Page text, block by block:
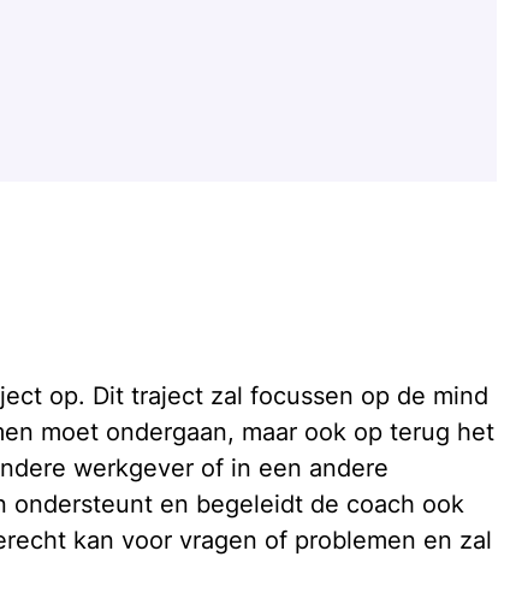
op. Dit traject zal focussen op de mind
moet ondergaan, maar ook op terug het
werkgever of in een andere
ondersteunt en begeleidt de coach ook
kan voor vragen of problemen en zal